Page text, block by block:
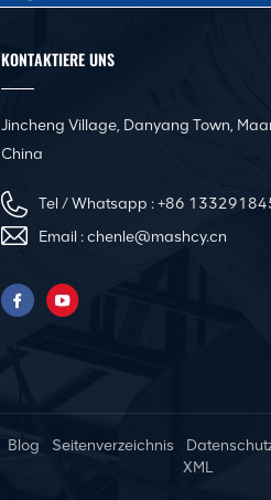
CNC-Winkelstahlflansch-
und Sickenmaschine für
Innovative rein
Abkantpresse
KONTAKTIERE UNS
Jincheng Village, Danyang Town,
China
Tel / Whatsapp :+86
Email :chenle@mashcy.cn
Blog Seitenverzeichnis
XML